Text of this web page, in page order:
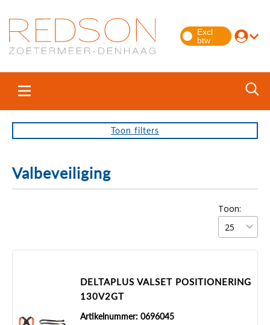
Toon filters
Valbeveiliging
Toon:
DELTAPLUS VALSET POSITIONERING
130V2GT
Artikelnummer: 0696045